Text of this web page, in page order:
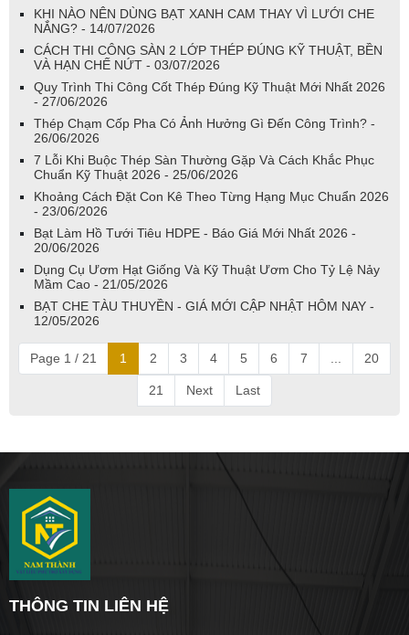
KHI NÀO NÊN DÙNG BẠT XANH CAM THAY VÌ LƯỚI CHE
NẮNG? - 14/07/2026
CÁCH THI CÔNG SÀN 2 LỚP THÉP ĐÚNG KỸ THUẬT, BỀN
VÀ HẠN CHẾ NỨT - 03/07/2026
Quy Trình Thi Công Cốt Thép Đúng Kỹ Thuật Mới Nhất 2026
- 27/06/2026
Thép Chạm Cốp Pha Có Ảnh Hưởng Gì Đến Công Trình? -
26/06/2026
7 Lỗi Khi Buộc Thép Sàn Thường Gặp Và Cách Khắc Phục
Chuẩn Kỹ Thuật 2026 - 25/06/2026
Khoảng Cách Đặt Con Kê Theo Từng Hạng Mục Chuẩn 2026
- 23/06/2026
Bạt Làm Hồ Tưới Tiêu HDPE - Báo Giá Mới Nhất 2026 -
20/06/2026
Dụng Cụ Ươm Hạt Giống Và Kỹ Thuật Ươm Cho Tỷ Lệ Nảy
Mầm Cao - 21/05/2026
BẠT CHE TÀU THUYỀN - GIÁ MỚI CẬP NHẬT HÔM NAY -
12/05/2026
Page 1 / 21 1 2 3 4 5 6 7 20
21 Next Last
THÔNG TIN LIÊN HỆ